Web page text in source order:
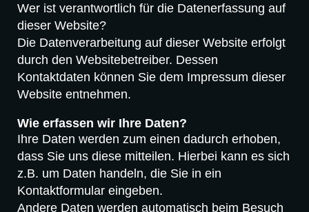
Wer ist verantwortlich für die Datenerfassung auf
dieser Website?
Die Datenverarbeitung auf dieser Website erfolgt
durch den Websitebetreiber. Dessen
Kontaktdaten können Sie dem Impressum dieser
Website entnehmen.
Wie erfassen wir Ihre Daten?
Ihre Daten werden zum einen dadurch erhoben,
dass Sie uns diese mitteilen. Hierbei kann es sich
z.B. um Daten handeln, die Sie in ein
Kontaktformular eingeben.
Andere Daten werden automatisch beim Besuch